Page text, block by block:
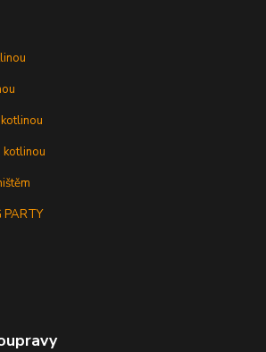
kotlinou
PARTY